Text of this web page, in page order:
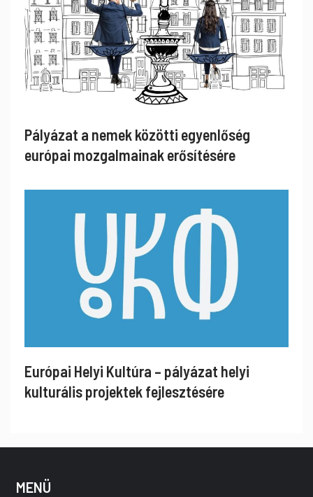
Pályázat a nemek közötti egyenlőség
európai mozgalmainak erősítésére
Európai Helyi Kultúra – pályázat helyi
kulturális projektek fejlesztésére
MENÜ